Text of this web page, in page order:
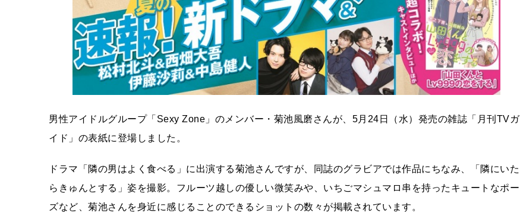
男性アイドルグループ「Sexy Zone」のメンバー・菊池風磨さんが、5月24日（水）発売の雑誌「月刊TVガ
イド」の表紙に登場しました。
ドラマ「隣の男はよく食べる」に出演する菊池さんですが、同誌のグラビアでは作品にちなみ、「隣にいた
らきゅんとする」姿を撮影。フルーツ越しの優しい微笑みや、いちごマシュマロ串を持ったキュートなポー
ズなど、菊池さんを身近に感じることのできるショットの数々が掲載されています。